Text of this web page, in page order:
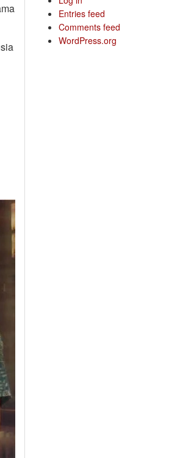
Entries feed
Comments feed
WordPress.org